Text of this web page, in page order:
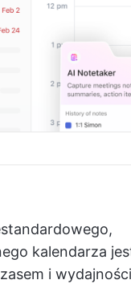
kalendarza
i